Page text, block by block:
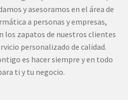
y asesoramos en el área de
a personas y empresas,
los zapatos de nuestros clientes
personalizado de calidad.
es hacer siempre y en todo
ti y tu negocio.